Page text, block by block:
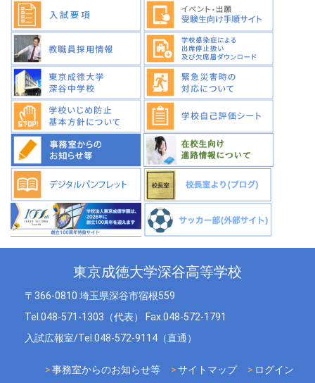
東京成徳大学深谷高等学校
〒366-0810 埼玉県深谷市宿根559
Tel.048-571-1303（代表） Fax.048-572-1791
入試広報室/Tel.048-572-9114（直通）
ログイン
サイトマップ
事務室からのお知らせ等